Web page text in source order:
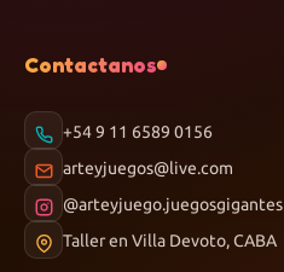
Contactanos
+54 9 11 6589 0156
arteyjuegos@live.com
@arteyjuego.juegosgigantes
Taller en Villa Devoto, CABA